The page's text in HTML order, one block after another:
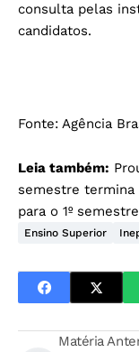
consulta pelas
candidatos.
Fonte: Agência
Leia também:
semestre termina
para o 1º
Ensino Superior
Matéria